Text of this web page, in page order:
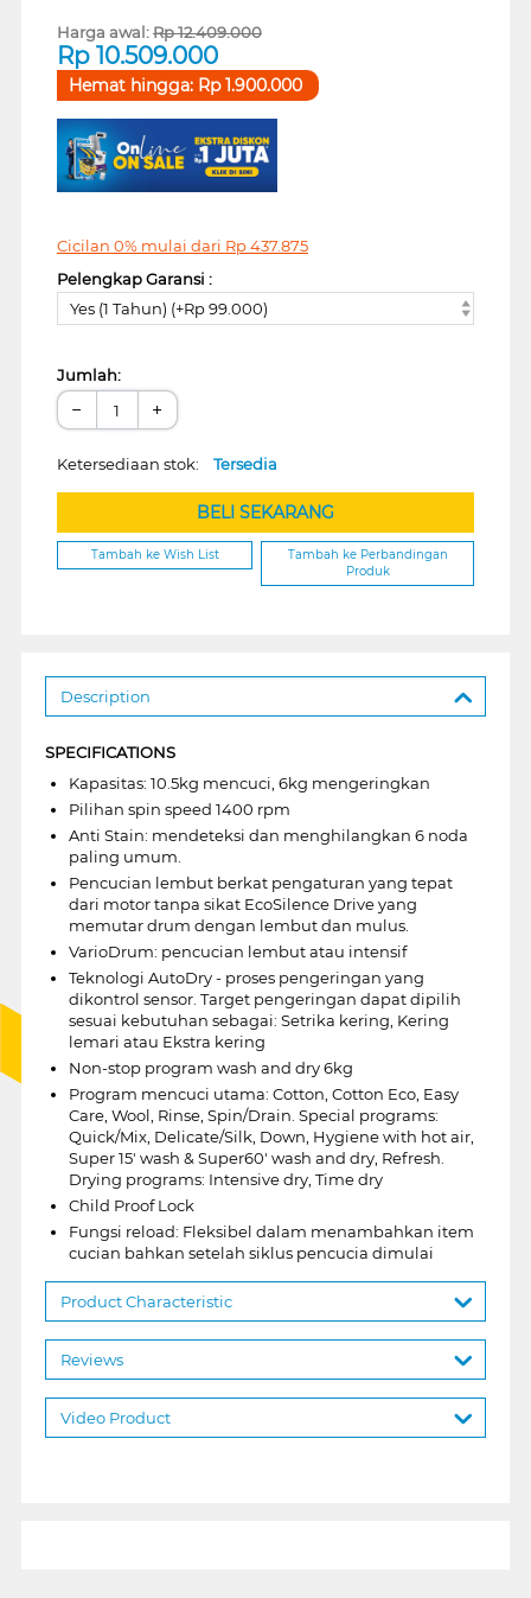
Harga awal:Rp12.409.000
Rp 10.509.000
Hemat hingga: Rp1.900.000
Cicilan 0% mulai dari Rp437.875
Pelengkap Garansi :
Yes (1 Tahun) (+Rp 99.000)
Jumlah:
− +
Ketersediaan stok: Tersedia
BELI SEKARANG
Tambah ke Wish List
Tambah ke Perbandingan
Produk
Description
SPECIFICATIONS
Kapasitas: 10.5kg mencuci, 6kg mengeringkan
Pilihan spin speed 1400 rpm
Anti Stain: mendeteksi dan menghilangkan 6 noda
paling umum.
Pencucian lembut berkat pengaturan yang tepat
dari motor tanpa sikat EcoSilence Drive yang
memutar drum dengan lembut dan mulus.
VarioDrum: pencucian lembut atau intensif
Teknologi AutoDry - proses pengeringan yang
dikontrol sensor. Target pengeringan dapat dipilih
sesuai kebutuhan sebagai: Setrika kering, Kering
lemari atau Ekstra kering
Non-stop program wash and dry 6kg
Program mencuci utama: Cotton, Cotton Eco, Easy
Care, Wool, Rinse, Spin/Drain. Special programs:
Quick/Mix, Delicate/Silk, Down, Hygiene with hot air,
Super 15' wash & Super60' wash and dry, Refresh.
Drying programs: Intensive dry, Time dry
Child Proof Lock
Fungsi reload: Fleksibel dalam menambahkan item
cucian bahkan setelah siklus pencucia dimulai
Product Characteristic
Reviews
Video Product